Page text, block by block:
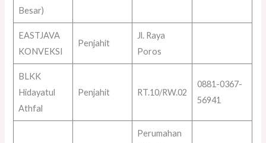
Besar)
EASTJAVA
KONVEKSI
Penjahit
Jl. Raya
Poros
BLKK
Hidayatul
Athfal
Penjahit RT.10/RW.02
0881-0367-
56941
Perumahan